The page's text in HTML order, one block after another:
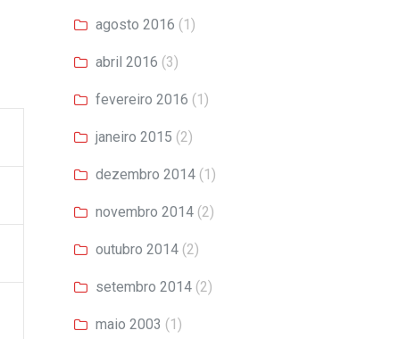
agosto 2016 (1)
abril 2016 (3)
fevereiro 2016 (1)
janeiro 2015 (2)
dezembro 2014(1)
novembro 2014(2)
outubro 2014(2)
setembro 2014(2)
maio 2003 (1)